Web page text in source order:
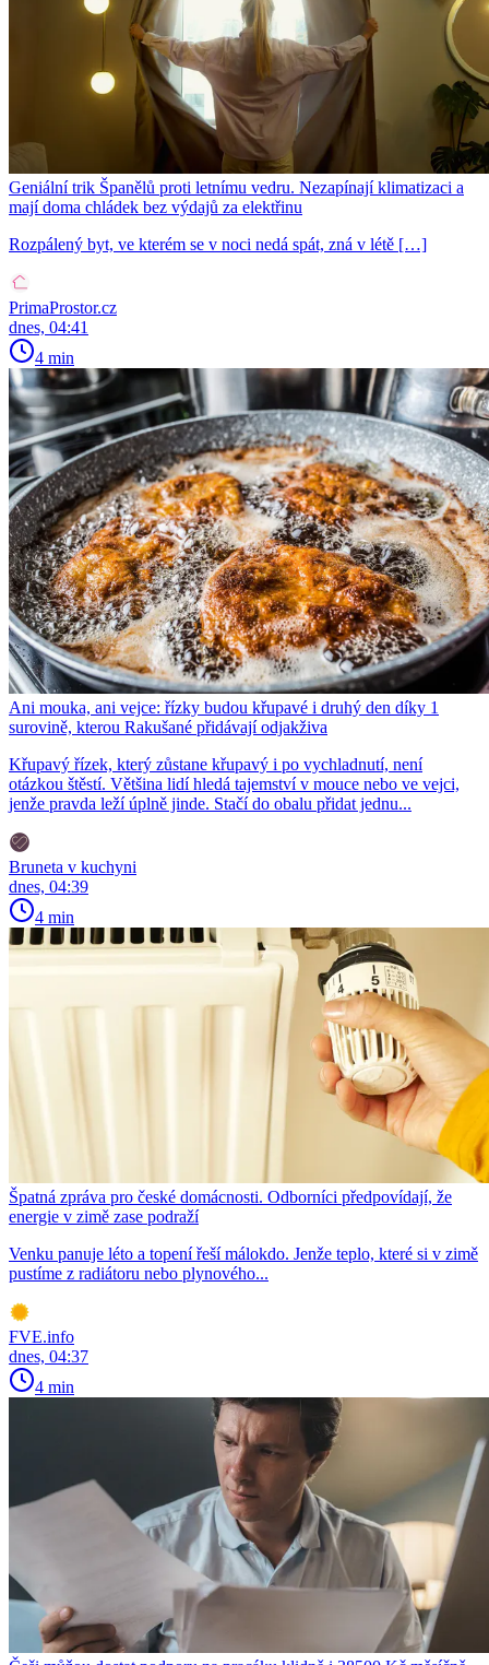
Geniální trik Španělů proti letnímu vedru. Nezapínají klimatizaci a
mají doma chládek bez výdajů za elektřinu
Rozpálený byt, ve kterém se v noci nedá spát, zná v létě […]
PrimaProstor.cz
dnes, 04:41
4 min
Ani mouka, ani vejce: řízky budou křupavé i druhý den díky 1
surovině, kterou Rakušané přidávají odjakživa
Křupavý řízek, který zůstane křupavý i po vychladnutí, není
otázkou štěstí. Většina lidí hledá tajemství v mouce nebo ve vejci,
jenže pravda leží úplně jinde. Stačí do obalu přidat jednu...
Bruneta v kuchyni
dnes, 04:39
4 min
Špatná zpráva pro české domácnosti. Odborníci předpovídají, že
energie v zimě zase podraží
Venku panuje léto a topení řeší málokdo. Jenže teplo, které si v zimě
pustíme z radiátoru nebo plynového...
FVE.info
dnes, 04:37
4 min